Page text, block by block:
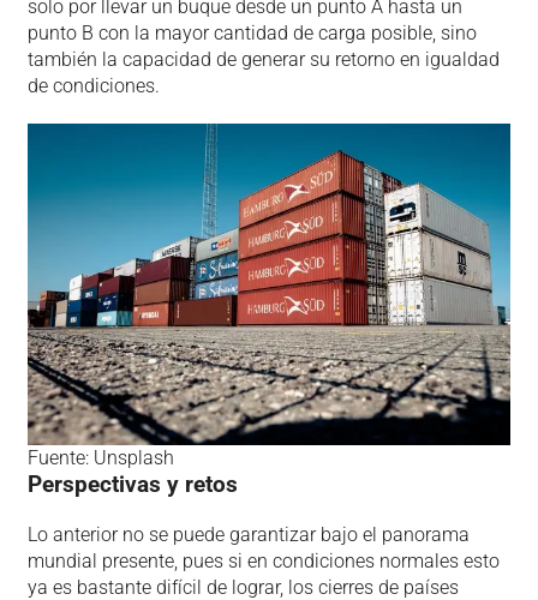
solo por llevar un buque desde un punto A hasta un
punto B con la mayor cantidad de carga posible, sino
también la capacidad de generar su retorno en igualdad
de condiciones.
Fuente: Unsplash
Perspectivas y retos
Lo anterior no se puede garantizar bajo el panorama
mundial presente, pues si en condiciones normales esto
ya es bastante difícil de lograr, los cierres de países